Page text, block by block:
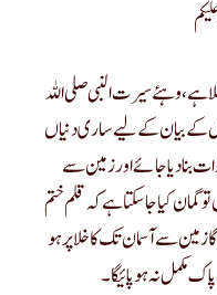
وہئے سیرت النبی صلی اللہ
کے بیان کے لیے ساری دنیاں
بنا دیا جائے اور زمین سے
گمان کیا جاسکتا ہے کہ قلم ختم
سے آسمان تک کا خلا پر ہو
نہ ہو پائیگا ۔